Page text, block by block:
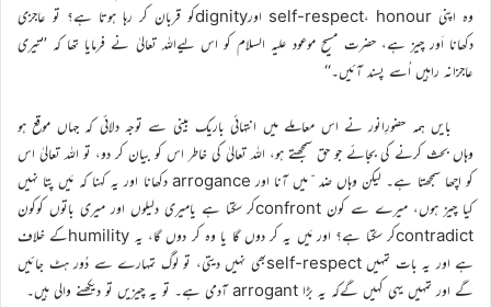
وہ اپنی self-respect، honour اورdignityکو قربان کر رہا ہوتا ہے؟ تو عاجزی
دکھانا اَور چیز ہے، حضرت مسیح موعود علیہ السلام کو اس لیےاللہ تعالیٰ نے فرمایا تھا کہ ’’تیری
عاجزانہ راہیں اُسے پسند آئیں۔‘‘
بایں ہمہ حضورِانور نے اس معاملے میں انتہائی باریک بینی سے توجہ دلائی کہ جہاں موقع ہو
وہاں بحث کرنے کی بجائے جو حق سمجھتے ہو، اللہ تعالیٰ کی خاطر اس کو بیان کر دو، تو اللہ تعالیٰ اس
کو اچھا سمجھتا ہے۔ لیکن وہاں ضد ّمیں آنا اور arrogance دکھانا اور یہ کہنا کہ مَیں پتا نہیں
کیا چیز ہوں، میرے سے کون confrontکر سکتا ہے یامیری دلیلوں اور میری باتوں کوکون
contradictکر سکتا ہے؟ اور مَیں یہ کر دوں گا یا وہ کر دوں گا، یہ humilityکے خلاف
ہے اور یہ بات تمہیں self-respectبھی نہیں دیتی، تو لوگ تمہارے سے دُور ہٹ جائیں
گے اور تمہیں یہی کہیں گےکہ یہ بڑا arrogant آدمی ہے۔ تو یہ چیزیں تو دیکھنے والی ہیں۔